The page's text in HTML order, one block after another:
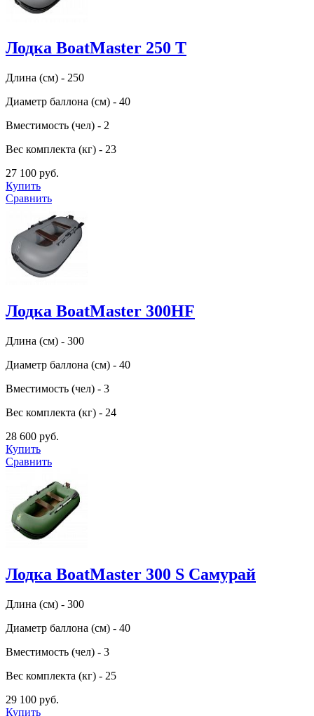
Лодка BoatMaster 250 T
Длина (см) - 250
Диаметр баллона (см) - 40
Вместимость (чел) - 2
Вес комплекта (кг) - 23
27 100 руб.
Купить
Сравнить
Лодка BoatMaster 300HF
Длина (см) - 300
Диаметр баллона (см) - 40
Вместимость (чел) - 3
Вес комплекта (кг) - 24
28 600 руб.
Купить
Сравнить
Лодка BoatMaster 300 S Самурай
Длина (см) - 300
Диаметр баллона (см) - 40
Вместимость (чел) - 3
Вес комплекта (кг) - 25
29 100 руб.
Купить